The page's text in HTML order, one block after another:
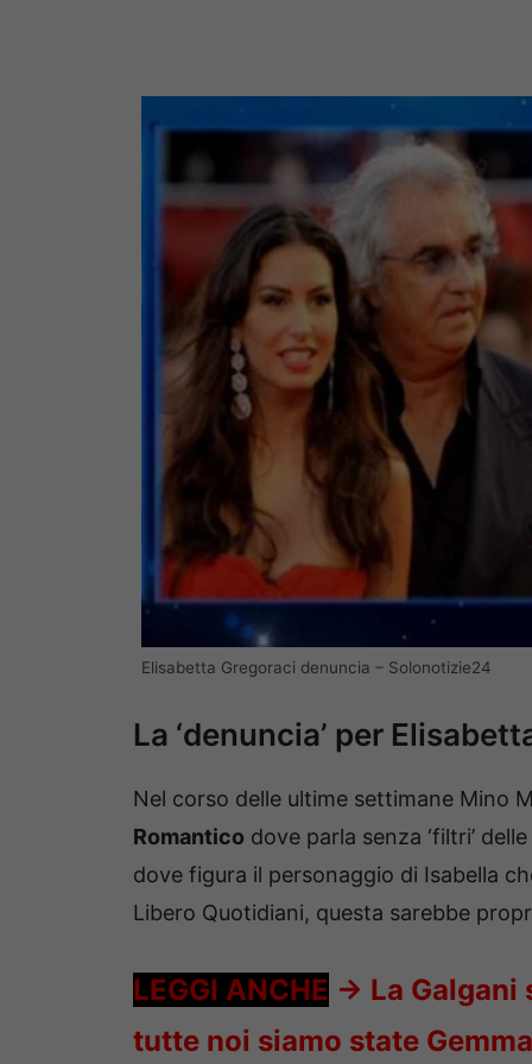
Elisabetta Gregoraci denuncia – Solonotizie24
La ‘denuncia’ per
Nel corso delle ultime settimane Mino
Romantico dove parla senza ‘filtri’
dove figura il personaggio di Isabella
Libero Quotidiani, questa sarebbe
LEGGI ANCHE -> La Galgani
tutte noi siamo state